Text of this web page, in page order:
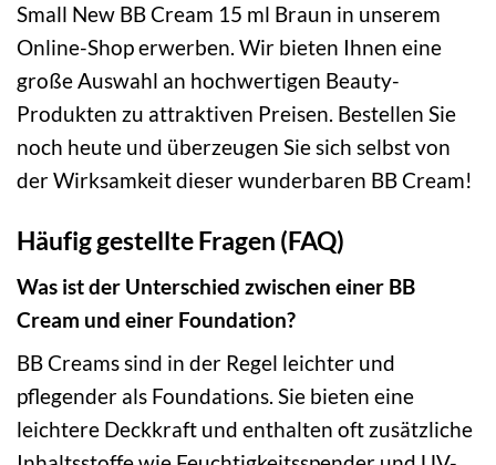
Small New BB Cream 15 ml Braun in unserem
Online-Shop erwerben. Wir bieten Ihnen eine
große Auswahl an hochwertigen Beauty-
Produkten zu attraktiven Preisen. Bestellen Sie
noch heute und überzeugen Sie sich selbst von
der Wirksamkeit dieser wunderbaren BB Cream!
Häufig gestellte Fragen (FAQ)
Was ist der Unterschied zwischen einer BB
Cream und einer Foundation?
BB Creams sind in der Regel leichter und
pflegender als Foundations. Sie bieten eine
leichtere Deckkraft und enthalten oft zusätzliche